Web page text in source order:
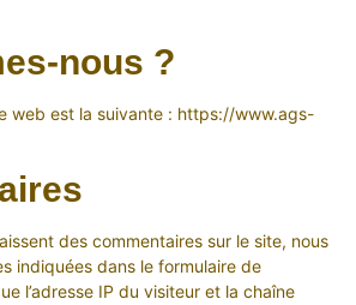
nous ?
web est la suivante : https://www.ags-
des commentaires sur le site, nous
indiquées dans le formulaire de
l’adresse IP du visiteur et la chaîne